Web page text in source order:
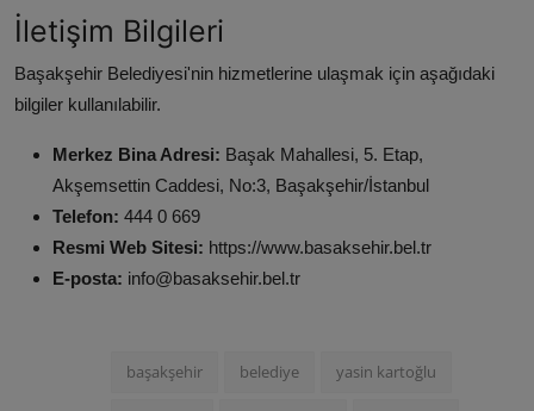
İletişim Bilgileri
Başakşehir Belediyesi'nin hizmetlerine ulaşmak için aşağıdaki
bilgiler kullanılabilir.
Merkez Bina Adresi: Başak Mahallesi, 5. Etap,
Akşemsettin Caddesi, No:3, Başakşehir/İstanbul
Telefon: 444 0 669
Resmi Web Sitesi: https://www.basaksehir.bel.tr
E-posta: info@basaksehir.bel.tr
başakşehir belediye yasin kartoğlu